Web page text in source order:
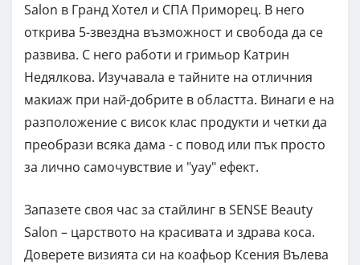
Salon в Гранд Хотел и СПА Приморец. В него
открива 5-звездна възможност и свобода да се
развива. С него работи и гримьор Катрин
Недялкова. Изучавала е тайните на отличния
макиаж при най-добрите в областта. Винаги е на
разположение с висок клас продукти и четки да
преобрази всяка дама - с повод или пък просто
за лично самочувствие и "уау" ефект.
Запазете своя час за стайлинг в SENSE Beauty
Salon – царството на красивата и здрава коса.
Доверете визията си на коафьор Ксения Вълева